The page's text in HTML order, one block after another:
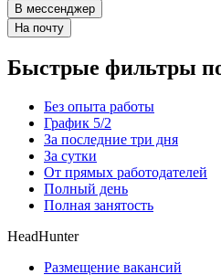
В мессенджер
На почту
Быстрые фильтры
Без опыта работы
График 5/2
За последние три дня
За сутки
От прямых работодателей
Полный день
Полная занятость
HeadHunter
Размещение вакансий